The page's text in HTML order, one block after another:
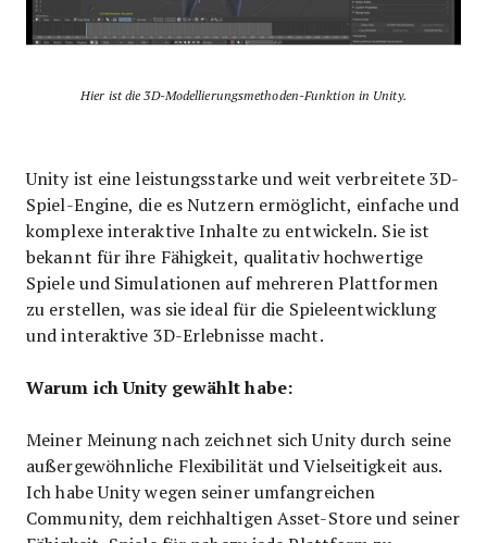
Hier ist die 3D-Modellierungsmethoden-Funktion in Unity.
Unity ist eine leistungsstarke und weit verbreitete 3D-
Spiel-Engine, die es Nutzern ermöglicht, einfache und
komplexe interaktive Inhalte zu entwickeln. Sie ist
bekannt für ihre Fähigkeit, qualitativ hochwertige
Spiele und Simulationen auf mehreren Plattformen
zu erstellen, was sie ideal für die Spieleentwicklung
und interaktive 3D-Erlebnisse macht.
Warum ich Unity gewählt habe:
Meiner Meinung nach zeichnet sich Unity durch seine
außergewöhnliche Flexibilität und Vielseitigkeit aus.
Ich habe Unity wegen seiner umfangreichen
Community, dem reichhaltigen Asset-Store und seiner